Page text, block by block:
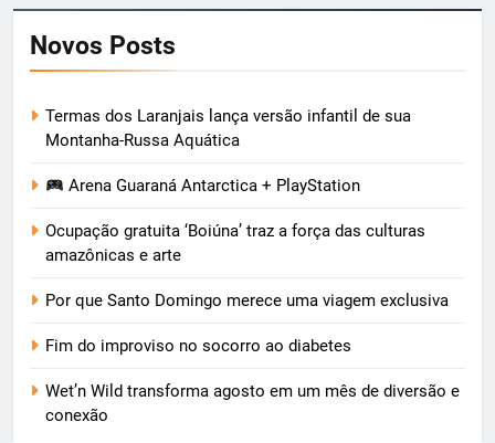
Novos Posts
Termas dos Laranjais lança versão infantil de sua
Montanha-Russa Aquática
Arena Guaraná Antarctica + PlayStation
Ocupação gratuita ‘Boiúna’ traz a força das culturas
amazônicas e arte
Por que Santo Domingo merece uma viagem exclusiva
Fim do improviso no socorro ao diabetes
Wet’n Wild transforma agosto em um mês de diversão e
conexão